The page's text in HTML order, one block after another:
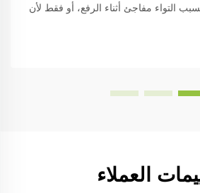
التواء مفاجئ أثناء الرفع، أو فقط لأن
الحظ، يمكن أيضًا أن يستمر التخفيف.
ب...
العملاء